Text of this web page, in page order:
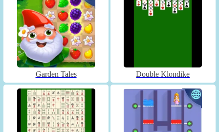
Garden Tales Double Klondike